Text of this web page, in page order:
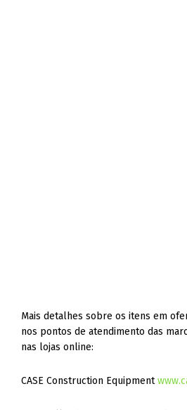
Mais detalhes sobre os itens em
nos pontos de atendimento das
nas lojas online:
CASE Construction Equipment